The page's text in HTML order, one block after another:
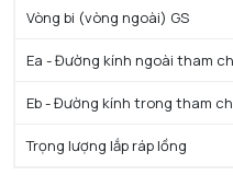
Vòng bi (vòng ngoài) GS
Ea - Đường kính ngoài tham
Eb - Đường kính trong tham
Trọng lượng lắp ráp lồng